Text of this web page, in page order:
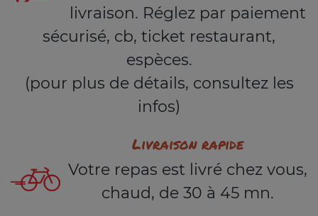
livraison. Réglez par paiement
sécurisé, cb, ticket restaurant,
espèces.
(pour plus de détails, consultez les
infos)
Livraison rapide
Votre repas est livré chez vous,
chaud, de 30 à 45 mn.